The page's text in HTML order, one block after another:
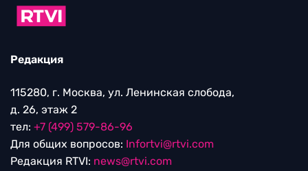
Редакция
115280, г. Москва, ул. Ленинская слобода,
д. 26, этаж 2
тел: +7 (499) 579-86-96
Для общих вопросов: Infortvi@rtvi.com
Редакция RTVI: news@rtvi.com